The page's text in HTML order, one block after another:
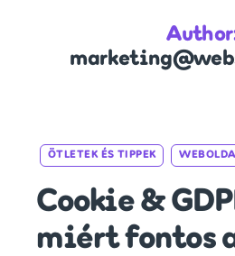
ÖTLETEK ÉS TIPPEK
Cookie &
miért fontos